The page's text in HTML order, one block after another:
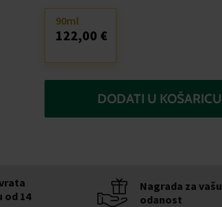
90ml
122,00 €
DODATI U KOŠARICU
od 14
Nagrada za vašu
odanost